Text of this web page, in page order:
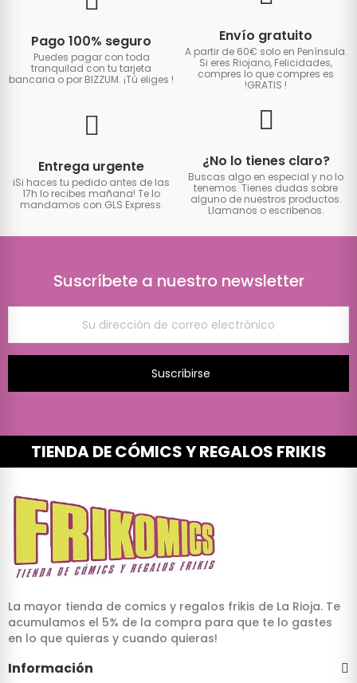
Pago 100% seguro
Puedes pagar con toda
tranquilad con tu tarjeta
bancaria o por BIZZUM. ¡Tú eliges !
Envío gratuito
A partir de 60€ solo en Península.
Si eres Riojano, Felicidades,
compres lo que compres es
!GRATIS !
Entrega urgente
iSi haces tu pedido antes de las
17h lo recibes mañana! Te lo
mandamos con GLS Express.
¿No lo tienes claro?
Buscas algo en especial y no lo
tenemos. Tienes dudas sobre
alguno de nuestros productos.
Llamanos o escribenos.
Suscríbete a nuestro newsletter
Suscribirse
TIENDA DE CÓMICS Y REGALOS FRIKIS
La mayor tienda de comics y regalos frikis de La Rioja. Te
acumulamos el 5% de la compra para que te lo gastes
en lo que quieras y cuando quieras!
Información